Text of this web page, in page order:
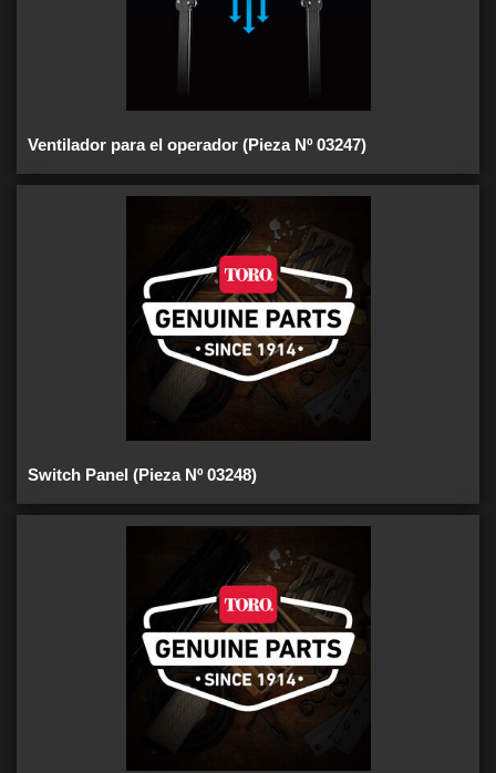
Ventilador para el operador (Pieza Nº 03247)
Switch Panel (Pieza Nº 03248)